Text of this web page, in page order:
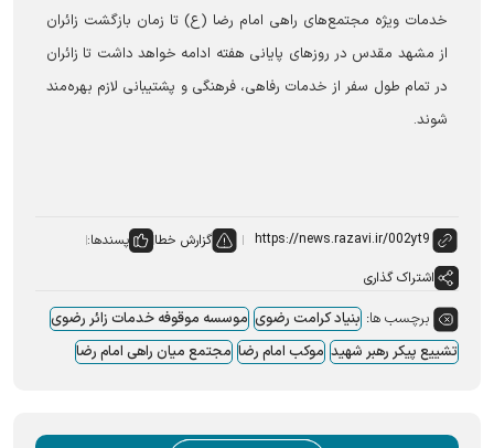
خدمات ویژه مجتمع‌های راهی امام رضا (ع) تا زمان بازگشت زائران
از مشهد مقدس در روز‌های پایانی هفته ادامه خواهد داشت تا زائران
در تمام طول سفر از خدمات رفاهی، فرهنگی و پشتیبانی لازم بهره‌مند
شوند.
گزارش خطا
پسندها:
اشتراک گذاری
برچسب ها: بنیاد کرامت رضوی موسسه موقوفه خدمات زائر رضوی
تشییع پیکر رهبر شهید موکب امام رضا مجتمع میان راهی امام رضا